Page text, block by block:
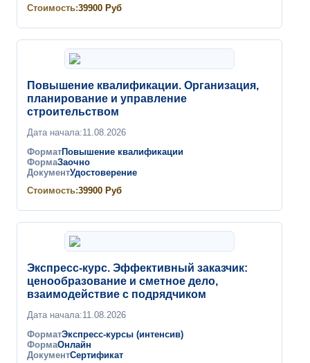
Стоимость:39900 Руб
Повышение квалификации. Организация,
планирование и управление
строительством
Дата начала:11.08.2026
ФорматПовышение квалификации
ФормаЗаочно
ДокументУдостоверение
Стоимость:39900 Руб
Экспресс-курс. Эффективный заказчик:
ценообразование и сметное дело,
взаимодействие с подрядчиком
Дата начала:11.08.2026
ФорматЭкспресс-курсы (интенсив)
ФормаОнлайн
ДокументСертификат